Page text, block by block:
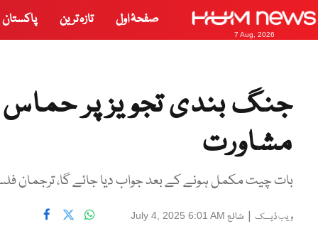
7 Aug, 2026
صفحۂ اول تازہ ترین پاکستان
جنگ بندی تجویز پر
مشاورت
بات چیت مکمل ہونے کے بعد جواب دیا جائے گا، ترجمان
ویب ڈیسک | شائع July 4, 2025 6:01 AM